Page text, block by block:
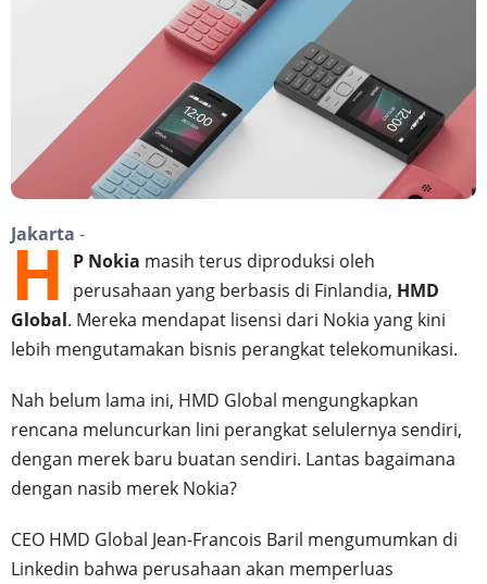
Jakarta -
H P Nokia masih terus diproduksi oleh
perusahaan yang berbasis di Finlandia, HMD
Global. Mereka mendapat lisensi dari Nokia yang kini
lebih mengutamakan bisnis perangkat telekomunikasi.
Nah belum lama ini, HMD Global mengungkapkan
rencana meluncurkan lini perangkat selulernya sendiri,
dengan merek baru buatan sendiri. Lantas bagaimana
dengan nasib merek Nokia?
CEO HMD Global Jean-Francois Baril mengumumkan di
Linkedin bahwa perusahaan akan memperluas